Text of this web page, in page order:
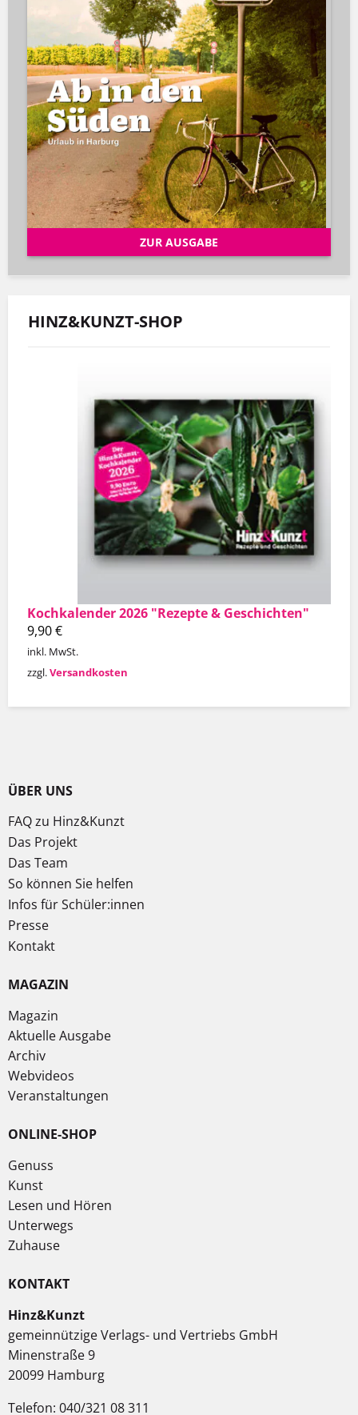
ZUR AUSGABE
HINZ&KUNZT-SHOP
Kochkalender 2026 "Rezepte & Geschichten"
9,90€
inkl. MwSt.
zzgl.Versandkosten
ÜBER UNS
FAQ zu Hinz&Kunzt
Das Projekt
Das Team
So können Sie helfen
Infos für Schüler:innen
Presse
Kontakt
MAGAZIN
Magazin
Aktuelle Ausgabe
Archiv
Webvideos
Veranstaltungen
ONLINE-SHOP
Genuss
Kunst
Lesen und Hören
Unterwegs
Zuhause
KONTAKT
Hinz&Kunzt
gemeinnützige Verlags- und Vertriebs GmbH
Minenstraße 9
20099 Hamburg
Telefon: 040/321 08 311